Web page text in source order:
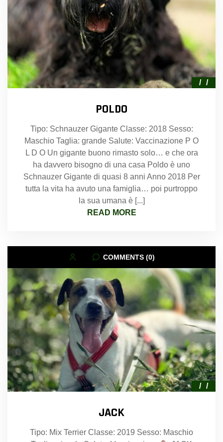
POLDO
Tipo: Schnauzer Gigante Classe: 2018 Sesso:
Maschio Taglia: grande Salute: Vaccinazione P O
L D O Un gigante buono rimasto solo… e che ora
ha davvero bisogno di una casa Poldo è uno
Schnauzer Gigante di quasi 8 anni Anno 2018 Per
tutta la vita ha avuto una famiglia… poi purtroppo
la sua umana è [...]
READ MORE
COMMENTS (0)
JACK
Tipo: Mix Terrier Classe: 2019 Sesso: Maschio